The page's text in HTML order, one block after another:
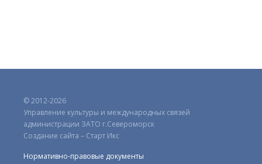
© 2012-2026
Управление культуры и международных связей
администрации ЗАТО г.Североморск
Создание сайта – Старт Икс
Нормативно-правовые документы